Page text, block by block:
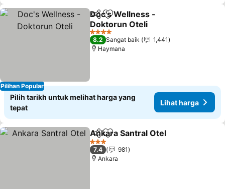
Pilihan Popular
KongsiTambah ke favorit
Doc's Wellness -
Doktorun Oteli
Lihat harga
4 Bintang
8.2 Sangat baik
1,441
Haymana
Pilih tarikh untuk melihat harga yang
tepat
Lihat harga
KongsiTambah ke favorit
Ankara Santral Otel
3 Bintang
7.4
981
Ankara